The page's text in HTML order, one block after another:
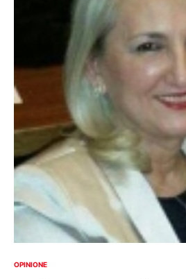
OPINIONE